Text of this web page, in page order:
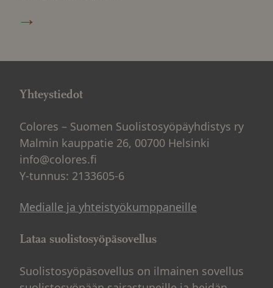
→
Yhteystiedot
Colores – Suomen Suolistosyöpäyhdistys ry
Malmin kauppatie 26, 00700 Helsinki
info@colores.fi
Y-tunnus: 2133605-6
Medialle ja yhteistyökumppaneille
Lataa suolistosyöpäsovellus
Suolistosyöpäsovellus on ilmainen sovellus